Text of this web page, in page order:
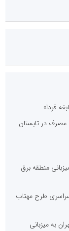
فردا»
مصرف در تابستان
منطقه برق
سراسری طرح مهتاب
به میزبانی